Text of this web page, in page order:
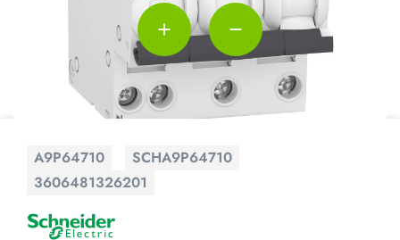
A9P64710
SCHA9P64710
3606481326201
add remove